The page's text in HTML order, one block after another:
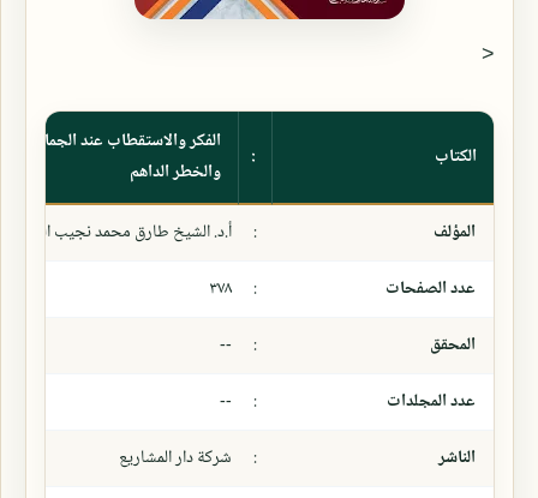
<
الكتاب :
الفكر والاستقطاب عند الجماعات
والخطر الداهم
المؤلف
:
أ.د. الشيخ طارق محمد نجيب اللحام
عدد الصفحات
:
٣٧٨
المحقق
:
--
عدد المجلدات
:
--
الناشر
:
شركة دار المشاريع